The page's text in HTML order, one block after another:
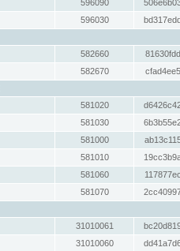
596090
596030
582660
582670
581020
581030
581000
581010
581060
581070
31010061
31010060